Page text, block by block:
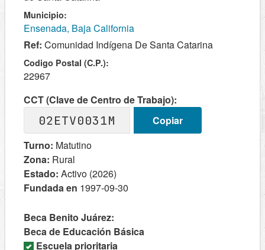
Municipio:
Ensenada, Baja California
Ref: Comunidad Indígena De Santa Catarina
Codigo Postal (C.P.):
22967
CCT (Clave de Centro de Trabajo):
02ETV0031M
Copiar
Turno: Matutino
Zona: Rural
Estado: Activo (2026)
Fundada en 1997-09-30
Beca Benito Juárez:
Beca de Educación Básica
Escuela prioritaria